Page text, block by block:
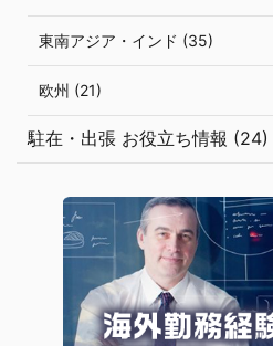
東南アジア・インド (35)
欧州 (21)
駐在・出張 お役立ち情報 (24)